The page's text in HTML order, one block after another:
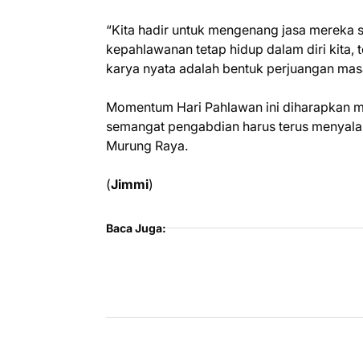
“Kita hadir untuk mengenang jasa
kepahlawanan tetap hidup dalam diri kita,
karya nyata adalah bentuk perjuangan
Momentum Hari Pahlawan ini diharapkan
semangat pengabdian harus terus
Murung Raya.
(Jimmi)
Baca Juga: